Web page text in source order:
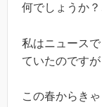
何でしょうか
私はニュース
ていたのですが
この春からき